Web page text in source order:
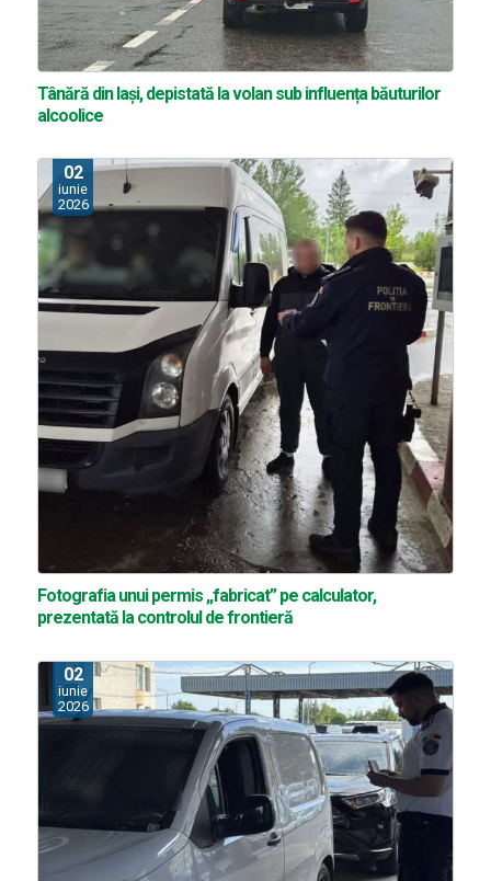
Tânără din Iaşi, depistată la volan sub influența băuturilor
alcoolice
02
iunie
2026
Fotografia unui permis „fabricat” pe calculator,
prezentată la controlul de frontieră
02
iunie
2026